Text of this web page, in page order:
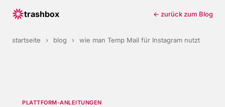
trashbox ← zurück zum Blog
startseite › blog › wie man Temp Mail für Instagram nutzt
PLATTFORM-ANLEITUNGEN